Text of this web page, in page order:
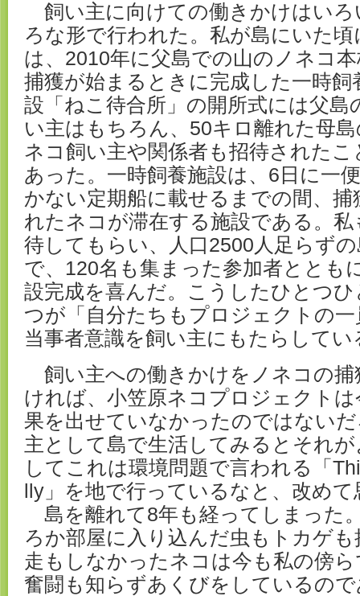
飼い主に向けての働きかけはいろ
ろな形で行われた。私が島にいた頃
は、2010年に父島での山のノネコ
捕獲が始まるときに完成した一時飼
設「ねこ待合所」の開所式には父島
い主はもちろん、50キロ離れた母
ネコ飼い主や関係者も招待されたこ
あった。一時飼養施設は、6日に一
かない定期船に載せるまでの間、捕
れたネコが滞在する施設である。私
待してもらい、人口2500人足らず
で、120名も集まった参加者ととも
設完成を喜んだ。こうしたひとつひ
つが「自分たちもプロジェクトの
当事者意識を飼い主にもたらしてい
飼い主への働きかけをノネコの捕
ければ、小笠原ネコプロジェクト
果を出せていなかったのではない
主として島で生活してみるとそれ
してこれは環境問題で言われる「
lly」を地で行っているなと、改め
島を離れて8年も経ってしまった
ろか部屋に入り込んだ虫もトカゲ
走もしなかったネコは今も私の傍
奮闘も知らずあくびをしているの